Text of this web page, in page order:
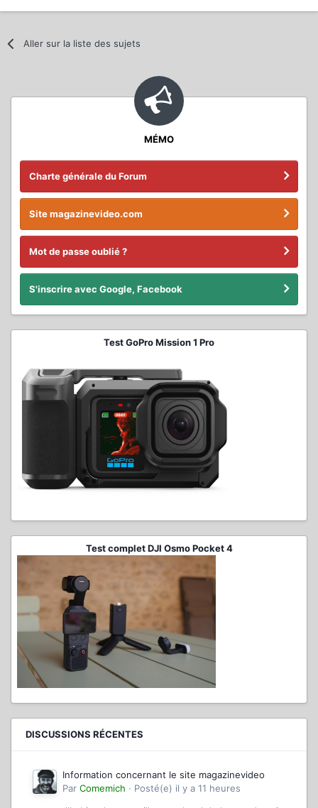
Aller sur la liste des sujets
MÉMO
Charte générale du Forum
Site magazinevideo.com
Mot de passe oublié ?
S'inscrire avec Google, Facebook
Test GoPro Mission 1 Pro
Test complet DJI Osmo Pocket 4
DISCUSSIONS RÉCENTES
Information concernant le site magazinevideo
Par Comemich · Posté(e) il y a 11 heures